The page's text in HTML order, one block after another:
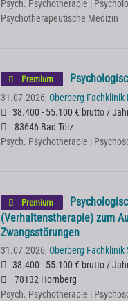
Psych. Psychotherapie |
Psychotherapeutische Medizin
Premium
31.07.2026, Oberberg Fachklinik
38.400 - 55.100 € brutto /
83646 Bad Tölz
Psych. Psychotherapie |
Premium
(Verhaltenstherapie) zum
Zwangsstörungen
31.07.2026, Oberberg Fachklinik
38.400 - 55.100 € brutto /
78132 Hornberg
Psych. Psychotherapie |